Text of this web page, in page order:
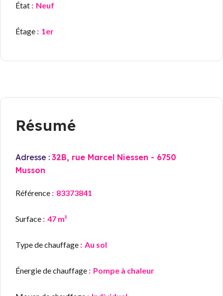
État Neuf
Étage 1er
Résumé
Adresse : 32B, rue Marcel Niessen - 6750
Musson
Référence 83373841
Surface 47 m²
Type de chauffage Au sol
Énergie de chauffage Pompe à chaleur